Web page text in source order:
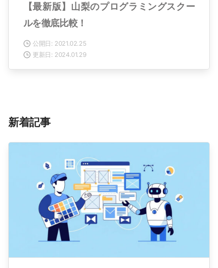
【最新版】山梨のプログラミングスクー
ルを徹底比較！
公開日: 2021.02.25
更新日: 2024.01.29
新着記事